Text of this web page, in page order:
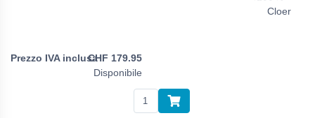
Cloer
CHF 179.95
Disponibile